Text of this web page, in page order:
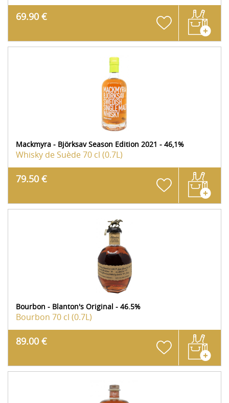
69.90 €
Mackmyra - Björksav Season Edition 2021 - 46,1%
Whisky de Suède70 cl (0.7L)
79.50 €
Bourbon - Blanton's Original - 46.5%
Bourbon 70 cl (0.7L)
89.00 €